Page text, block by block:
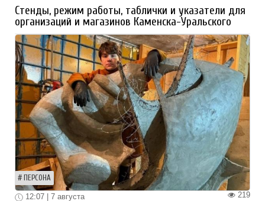
Стенды, режим работы, таблички и указатели для
организаций и магазинов Каменска-Уральского
ПЕРСОНА
219
12:07 | 7 августа